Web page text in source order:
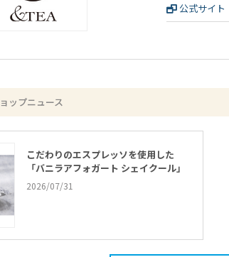
公式サイト
ップニュース
こだわりのエスプレッソを使用した
「バニラアフォガート シェイクール」
2026/07/31